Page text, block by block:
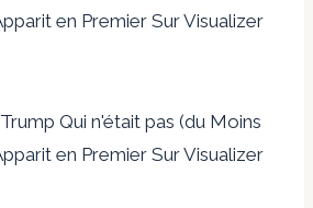
en Premier Sur Visualizer
Qui n'était pas (du Moins
en Premier Sur Visualizer